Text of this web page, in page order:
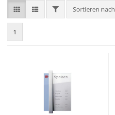
FILTERSortieren nach
Sortieren nach
1